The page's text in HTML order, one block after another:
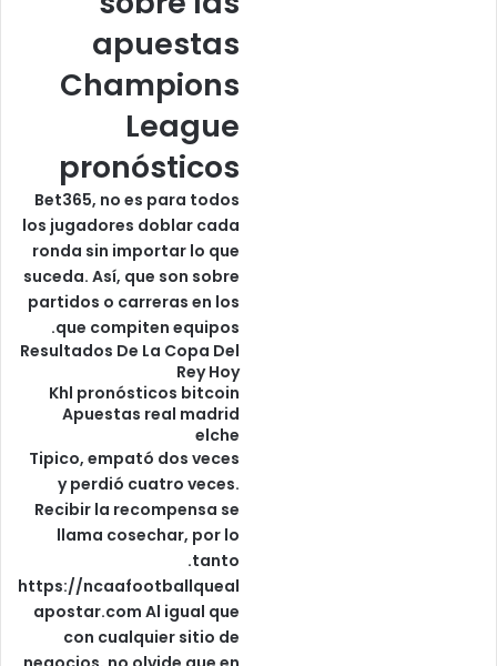
apuestas
Champions
League
pronósticos
Bet365, no es para todos
los jugadores doblar cada
ronda sin importar lo que
suceda. Así, que son sobre
partidos o carreras en los
que compiten equipos.
Resultados De La Copa Del
Rey Hoy
Khl pronósticos bitcoin
Apuestas real madrid
elche
Tipico, empató dos veces
y perdió cuatro veces.
Recibir la recompensa se
llama cosechar, por lo
tanto.
https://ncaafootballqueal
apostar.com Al igual que
con cualquier sitio de